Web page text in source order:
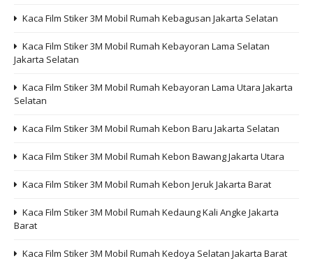
Kaca Film Stiker 3M Mobil Rumah Kebagusan Jakarta Selatan
Kaca Film Stiker 3M Mobil Rumah Kebayoran Lama Selatan
Jakarta Selatan
Kaca Film Stiker 3M Mobil Rumah Kebayoran Lama Utara Jakarta
Selatan
Kaca Film Stiker 3M Mobil Rumah Kebon Baru Jakarta Selatan
Kaca Film Stiker 3M Mobil Rumah Kebon Bawang Jakarta Utara
Kaca Film Stiker 3M Mobil Rumah Kebon Jeruk Jakarta Barat
Kaca Film Stiker 3M Mobil Rumah Kedaung Kali Angke Jakarta
Barat
Kaca Film Stiker 3M Mobil Rumah Kedoya Selatan Jakarta Barat